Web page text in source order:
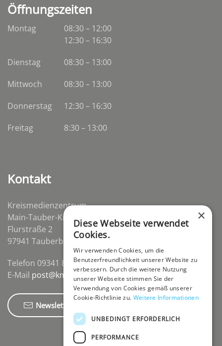
Öffnungszeiten
Montag
08:30 – 12:00
12:30 – 16:30
Dienstag
08:30– 13:00
Mittwoch
08:30– 13:00
Donnerstag
12:30 – 16:30
Freitag
8:30 – 13:00
Kontakt
Kreismedienzentrum
Main-Tauber-Kreis
Flurstraße 2
97941 Tauberbischofsheim-Distelhausen
Telefon 09341 84670
E-Mail post@kmz-tbb.de
Newsletter
×
Diese Webseite verwendet
Cookies.
Wir verwenden Cookies, um die
Benutzerfreundlichkeit unserer Website zu
verbessern. Durch die weitere Nutzung
unserer Webseite stimmen Sie der
Verwendung von Cookies gemäß unserer
Cookie-Richtlinie zu. Weitere Informationen
UNBEDINGT ERFORDERLICH
PERFORMANCE